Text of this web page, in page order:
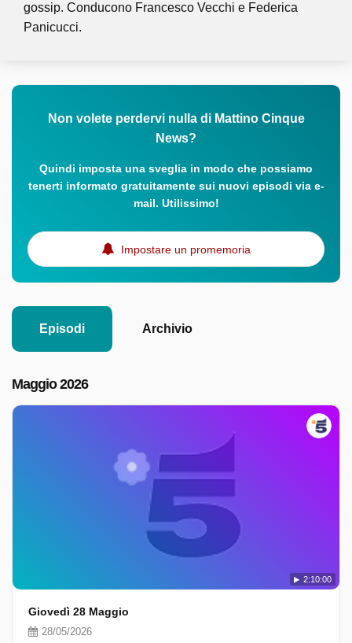
gossip. Conducono Francesco Vecchi e Federica
Panicucci.
Non volete perdervi nulla di Mattino Cinque
News?
Quindi imposta una sveglia in modo che possiamo
tenerti informato gratuitamente sui nuovi episodi via e-
mail. Utilissimo!
Impostare un promemoria
Episodi Archivio
Maggio 2026
2:10:00
Giovedì 28 Maggio
28/05/2026